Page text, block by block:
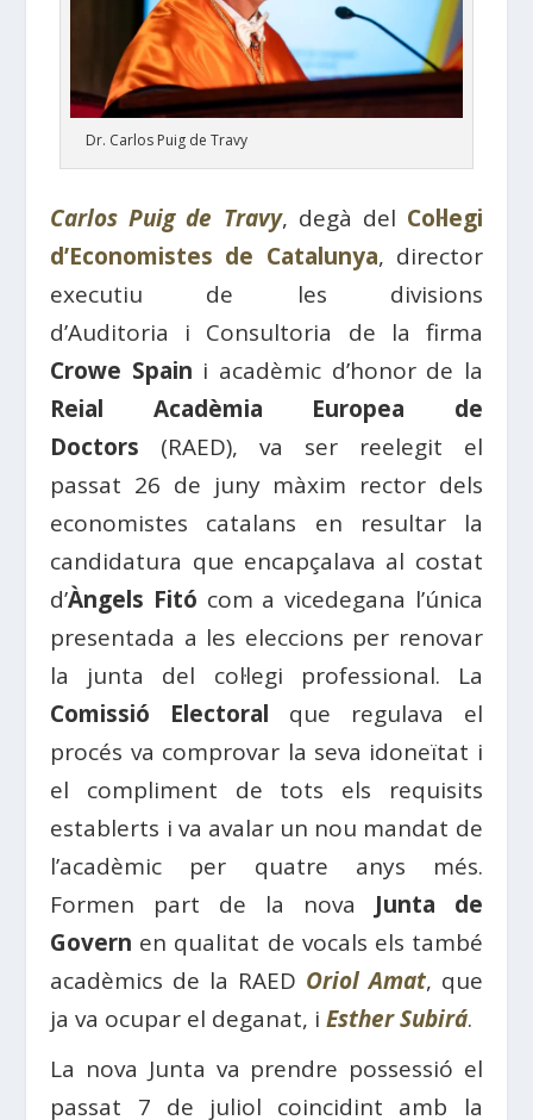
Dr. Carlos Puig de Travy
Carlos Puig de Travy, degà del Col·legi
d’Economistes de Catalunya, director
executiu de les divisions
d’Auditoria i Consultoria de la firma
Crowe Spain i acadèmic d’honor de la
Reial Acadèmia Europea de
Doctors
(RAED), va ser reelegit el
passat 26 de juny màxim rector dels
economistes catalans en resultar la
candidatura que encapçalava al costat
d’Àngels Fitó com a vicedegana l’única
presentada a les eleccions per renovar
la junta del col·legi professional. La
Comissió Electoral que regulava el
procés va comprovar la seva idoneïtat i
el compliment de tots els requisits
establerts i va avalar un nou mandat de
l’acadèmic per quatre anys més.
Formen part de la nova Junta de
Govern en qualitat de vocals els també
acadèmics de la RAED Oriol Amat, que
ja va ocupar el deganat, iEsther Subirá.
La nova Junta va prendre possessió el
passat 7 de juliol coincidint amb la